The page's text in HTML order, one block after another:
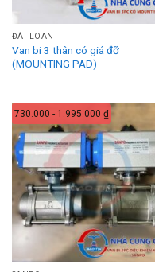
ĐÀI LOAN
Van bi 3 thân có giá đỡ
(MOUNTING PAD)
730.000 - 1.995.000 ₫